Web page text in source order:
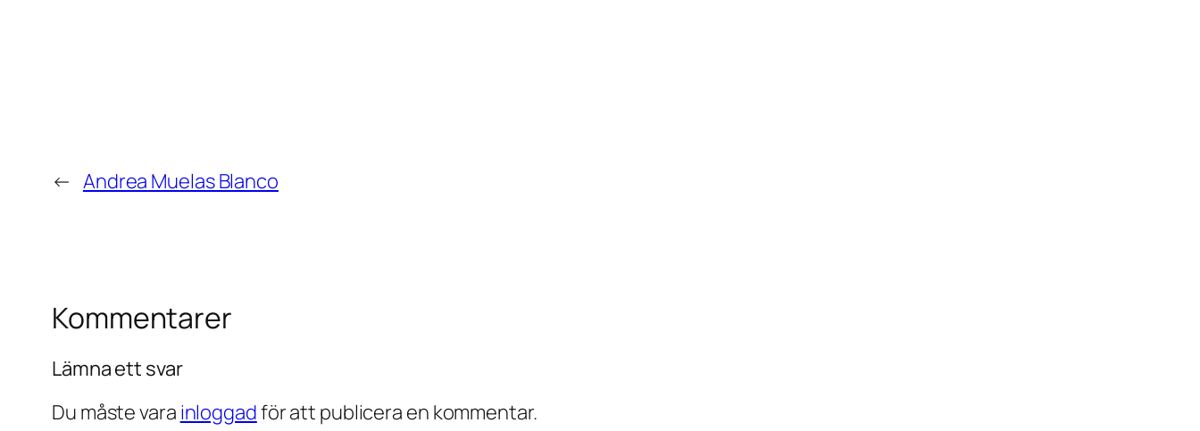
← Andrea Muelas Blanco
Kommentarer
Lämna ett svar
Du måste vara inloggadför att publicera en kommentar.